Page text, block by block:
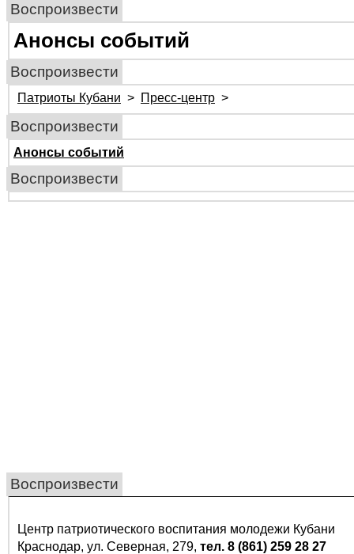
Воспроизвести
Анонсы событий
Воспроизвести
Патриоты Кубани > Пресс-центр >
Воспроизвести
Анонсы событий
Воспроизвести
Воспроизвести
Центр патриотического воспитания молодежи Кубани
Краснодар, ул. Северная, 279, тел. 8 (861) 259 28 27